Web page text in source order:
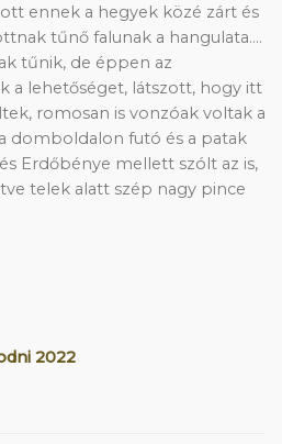
ennek a hegyek közé zárt és
tűnő falunak a hangulata….
tűnik, de éppen az
a lehetőséget, látszott, hogy itt
romosan is vonzóak voltak a
domboldalon futó és a patak
Erdőbénye mellett szólt az is,
telek alatt szép nagy pince
2022